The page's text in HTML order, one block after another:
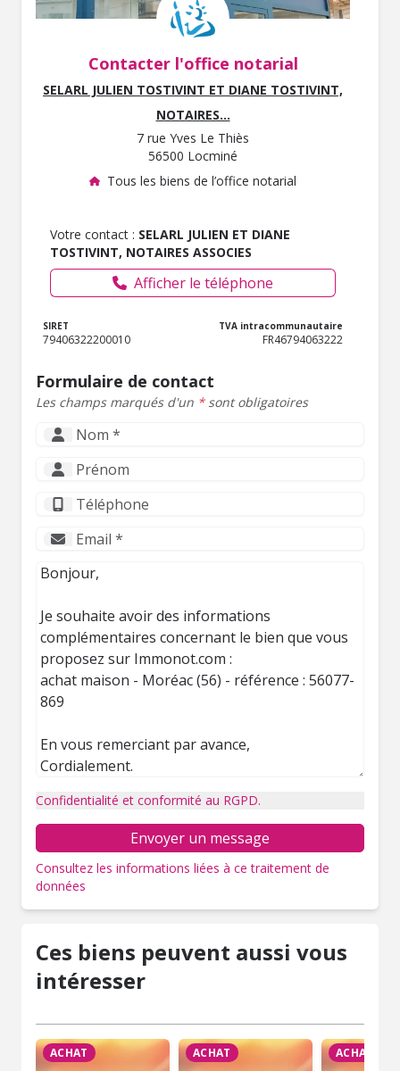
Contacter l'office notarial
SELARL JULIEN TOSTIVINT ET DIANE TOSTIVINT,
NOTAIRES...
7 rue Yves Le Thiès
56500 Locminé
Tous les biens de l’office notarial
Votre contact : SELARL JULIEN ET DIANE
TOSTIVINT, NOTAIRES ASSOCIES
Afficher le téléphone
SIRET
79406322200010
TVA intracommunautaire
FR46794063222
Formulaire de contact
Les champs marqués d'un *sont obligatoires
Confidentialité et conformité au RGPD.
Envoyer un message
Consultez les informations liées à ce traitement de
données
Ces biens peuvent aussi vous
intéresser
ACHAT ACHAT ACHAT